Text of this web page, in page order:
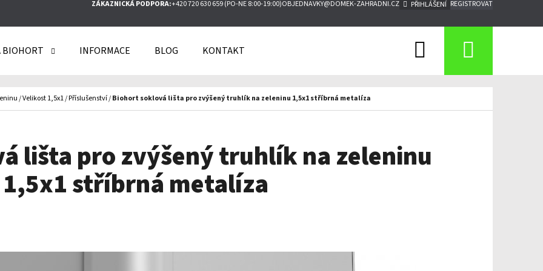
ZÁKAZNICKÁ PODPORA:+420 720 630 659 (PO-NE 8:00-19:00)OBJEDNAVKY@DOMEK-ZAHRADNI.CZ PŘIHLÁŠENÍ REGISTROVAT
BIOHORT INFORMACE BLOG KONTAKT Hledat
/Velikost 1,5x1/Příslušenství/Biohort soklová lišta pro zvýšený truhlík na zeleninu 1,5x1 stříbrná metalíza
lišta pro zvýšený truhlík na zeleninu
1,5x1 stříbrná metalíza
DOPORUČUJEME